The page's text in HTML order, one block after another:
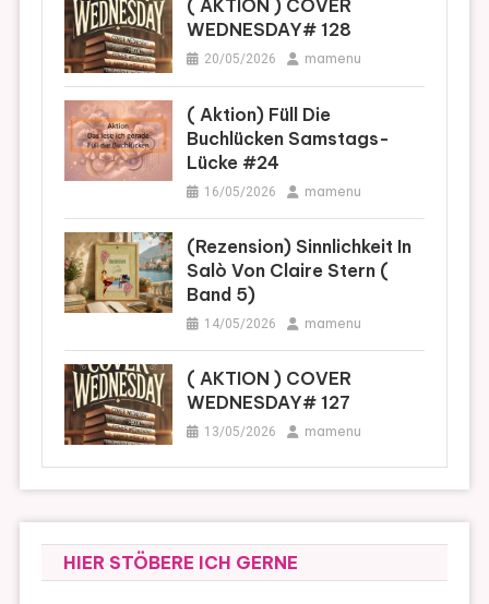
( AKTION ) COVER
WEDNESDAY# 128
20/05/2026 mamenu
( Aktion) Füll Die
Buchlücken Samstags-
Lücke #24
16/05/2026 mamenu
(Rezension) Sinnlichkeit In
Salò Von Claire Stern (
Band 5)
14/05/2026 mamenu
( AKTION ) COVER
WEDNESDAY# 127
13/05/2026 mamenu
HIER STÖBERE ICH GERNE